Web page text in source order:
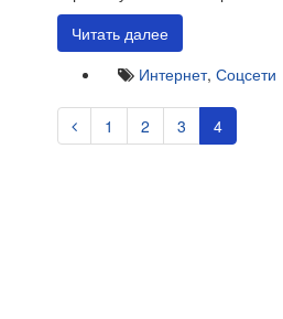
Читать далее
Интернет, Соцсети
1 2 3 4